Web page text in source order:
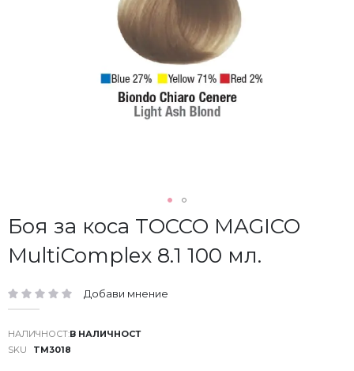
Боя за коса TOCCO MAGICO
MultiComplex 8.1 100 мл.
рейтинг: Добави мнение
В НАЛИЧНОСТ
SKU
TM3018
Преминете
към
началото
на
със
снимки